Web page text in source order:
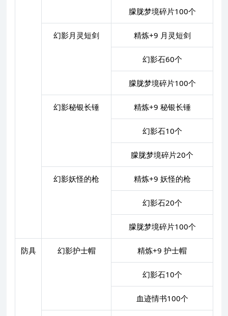
朦胧梦境碎片100个
幻影月灵短剑 精炼+9 月灵短剑
幻影石60个
朦胧梦境碎片100个
幻影秘银长锤 精炼+9 秘银长锤
幻影石10个
朦胧梦境碎片20个
幻影妖怪的枪 精炼+9 妖怪的枪
幻影石20个
朦胧梦境碎片100个
防具 幻影护士帽 精炼+9 护士帽
幻影石10个
血迹情书100个